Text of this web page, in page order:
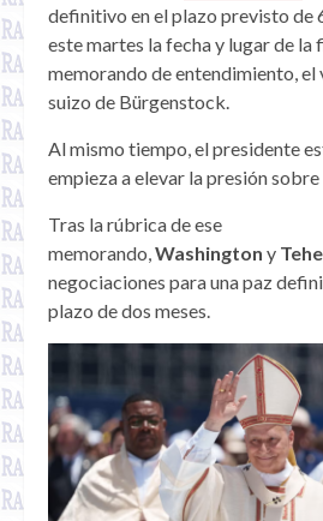
definitivo en el plazo previsto de
este martes la fecha y lugar de la
memorando de entendimiento, el
suizo de Bürgenstock.
Al mismo tiempo, el presidente
empieza a elevar la presión sobre
Tras la rúbrica de ese
memorando,Washington y
negociaciones para una paz
plazo de dos meses.